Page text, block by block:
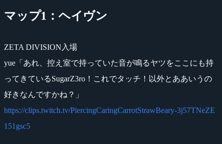
マップ1：ヘイヴン
ZETA DIVISION入場
yue「あれ、控え室で持っていた音が鳴るヤツをここにも持
ってきているSugarZ3ro！これでタッチ！以外とああいうの
好きなんですかね？」
https://clips.twitch.tv/PiercingCaringCarrotStrawBeary-3j57TNeZE
151gsc5